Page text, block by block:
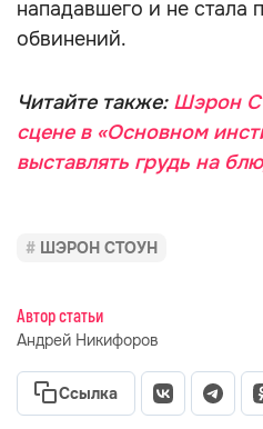
нападавшего и не стала
обвинений.
Читайте также: Шэрон
сцене в «Основном
выставлять грудь на
ШЭРОН СТОУН
Автор статьи
Андрей Никифоров
Ссылка